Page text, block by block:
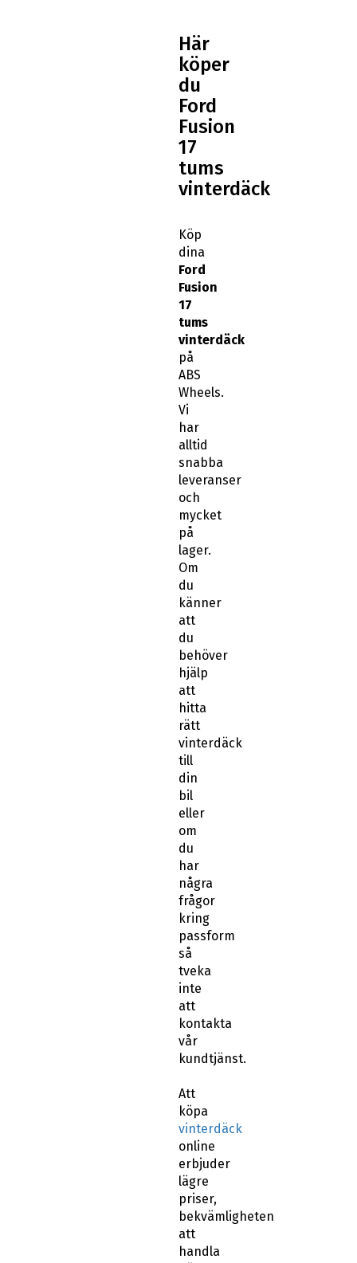
Här
köper
du
Ford
Fusion
17
tums
vinterdäck
Köp
dina
Ford
Fusion
17
tums
vinterdäck
på
ABS
Wheels.
Vi
har
alltid
snabba
leveranser
och
mycket
på
lager.
Om
du
känner
att
du
behöver
hjälp
att
hitta
rätt
vinterdäck
till
din
bil
eller
om
du
har
några
frågor
kring
passform
så
tveka
inte
att
kontakta
vår
kundtjänst.
Att
köpa
vinterdäck
online
erbjuder
lägre
priser,
bekvämligheten
att
handla